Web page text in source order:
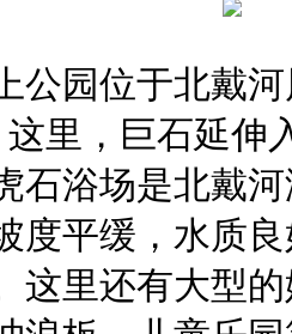
园位于北戴河
里，巨石延伸
石浴场是北戴
度平缓，水质
这里还有大型